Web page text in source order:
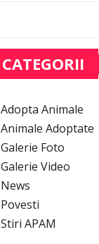
CATEGORII
Adopta Animale
Animale Adoptate
Galerie Foto
Galerie Video
News
Povesti
Stiri APAM